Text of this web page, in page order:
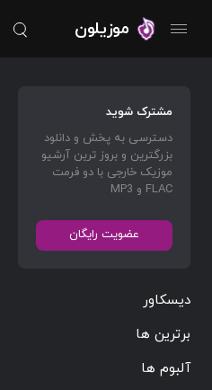
موزیلون
مشترک شوید
دسترسی به پخش و دانلود
بزرگترین و بروز ترین آرشیو
موزیک خارجی با دو فرمت
FLAC و MP3
عضویت رایگان
دیسکاور
برترین ها
آلبوم ها
Song